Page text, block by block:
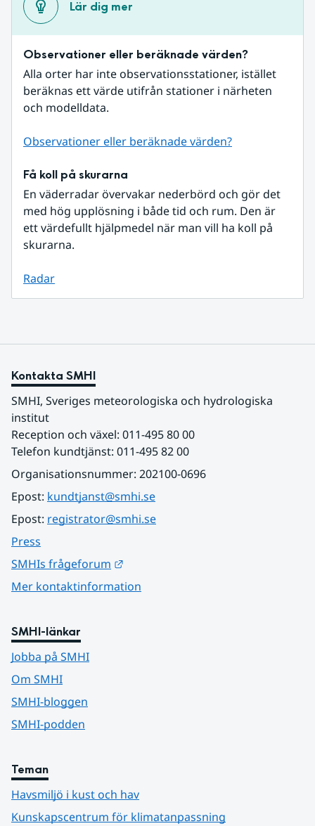
Lär dig mer
Observationer eller beräknade värden?
Alla orter har inte observationsstationer, istället
beräknas ett värde utifrån stationer i närheten
och modelldata.
Observationer eller beräknade värden?
Få koll på skurarna
En väderradar övervakar nederbörd och gör det
med hög upplösning i både tid och rum. Den är
ett värdefullt hjälpmedel när man vill ha koll på
skurarna.
Radar
Kontakta SMHI
SMHI, Sveriges meteorologiska och hydrologiska
institut
Reception och växel: 011-495 80 00
Telefon kundtjänst: 011-495 82 00
Organisationsnummer: 202100-0696
Epost: kundtjanst@smhi.se
Epost: registrator@smhi.se
Press
SMHIs frågeforum
Mer kontaktinformation
SMHI-länkar
Jobba på SMHI
Om SMHI
SMHI-bloggen
SMHI-podden
Teman
Havsmiljö i kust och hav
Kunskapscentrum för klimatanpassning